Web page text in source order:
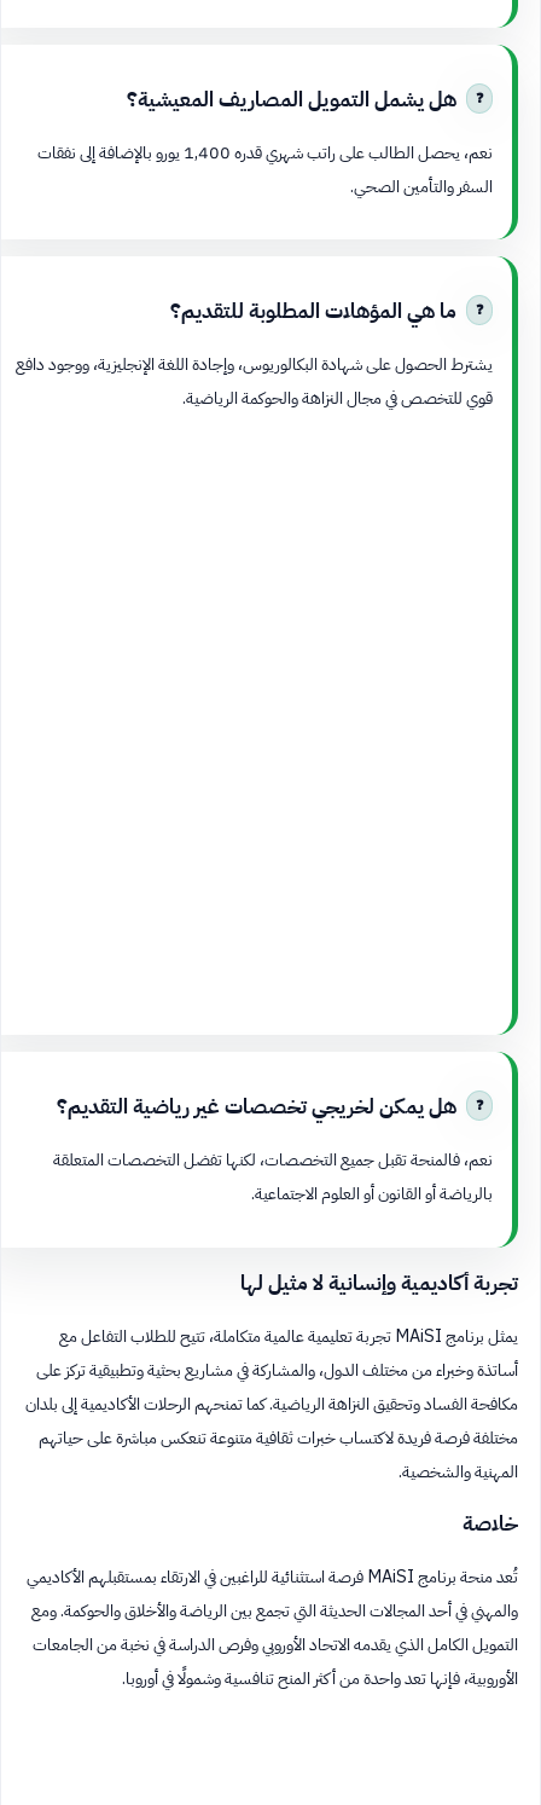
هل يشمل التمويل المصاريف المعيشية؟
نعم، يحصل الطالب على راتب شهري قدره 1,400 يورو بالإضافة إلى نفقات
السفر والتأمين الصحي.
ما هي المؤهلات المطلوبة للتقديم؟
يشترط الحصول على شهادة البكالوريوس، وإجادة اللغة الإنجليزية، ووجود دافع
قوي للتخصص في مجال النزاهة والحوكمة الرياضية.
هل يمكن لخريجي تخصصات غير رياضية التقديم؟
نعم، فالمنحة تقبل جميع التخصصات، لكنها تفضل التخصصات المتعلقة
بالرياضة أو القانون أو العلوم الاجتماعية.
تجربة أكاديمية وإنسانية لا مثيل لها
يمثل برنامج MAiSI تجربة تعليمية عالمية متكاملة، تتيح للطلاب التفاعل مع
أساتذة وخبراء من مختلف الدول، والمشاركة في مشاريع بحثية وتطبيقية تركز على
مكافحة الفساد وتحقيق النزاهة الرياضية. كما تمنحهم الرحلات الأكاديمية إلى بلدان
مختلفة فرصة فريدة لاكتساب خبرات ثقافية متنوعة تنعكس مباشرة على حياتهم
المهنية والشخصية.
خلاصة
تُعد منحة برنامج MAiSI فرصة استثنائية للراغبين في الارتقاء بمستقبلهم الأكاديمي
والمهني في أحد المجالات الحديثة التي تجمع بين الرياضة والأخلاق والحوكمة. ومع
التمويل الكامل الذي يقدمه الاتحاد الأوروبي وفرص الدراسة في نخبة من الجامعات
الأوروبية، فإنها تعد واحدة من أكثر المنح تنافسية وشمولًا في أوروبا.